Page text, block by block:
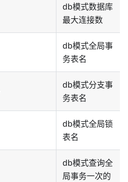
db模式数据库
最大连接数
db模式全局事
务表名
db模式分支事
务表名
db模式全局锁
表名
db模式查询全
局事务一次的